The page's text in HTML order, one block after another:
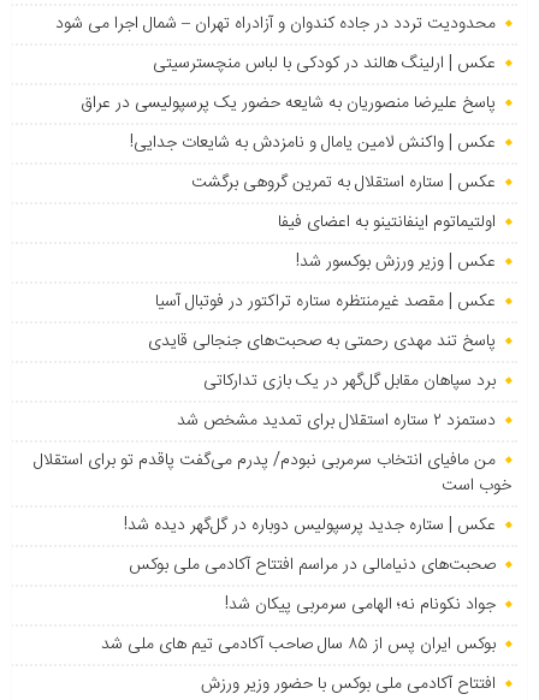
محدودیت تردد در جاده کندوان و آزادراه تهران – شمال اجرا می شود
عکس | ارلینگ هالند در کودکی با لباس منچسترسیتی
پاسخ علیرضا منصوریان به شایعه حضور یک پرسپولیسی در عراق
عکس | واکنش لامین یامال و نامزدش به شایعات جدایی!
عکس | ستاره استقلال به تمرین گروهی برگشت
اولتیماتوم اینفانتینو به اعضای فیفا
عکس | وزیر ورزش بوکسور شد!
عکس | مقصد غیرمنتظره ستاره تراکتور در فوتبال آسیا
پاسخ تند مهدی رحمتی به صحبت‌های جنجالی قایدی
برد سپاهان مقابل گل‌گهر در یک بازی تدارکاتی
دستمزد ۲ ستاره استقلال برای تمدید مشخص شد
من مافیای انتخاب سرمربی نبودم/ پدرم می‌گفت پاقدم تو برای استقلال
خوب است
عکس | ستاره جدید پرسپولیس دوباره در گل‌گهر دیده شد!
صحبت‌های دنیامالی در مراسم افتتاح آکادمی ملی بوکس
جواد نکونام نه؛ الهامی سرمربی پیکان شد!
بوکس ایران پس از ۸۵ سال صاحب آکادمی تیم های ملی شد
افتتاح آکادمی ملی بوکس با حضور وزیر ورزش